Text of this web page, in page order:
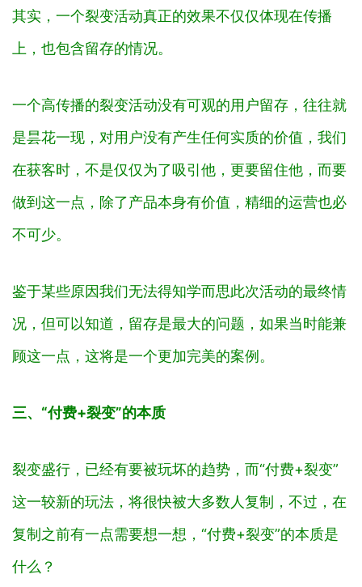
其实，一个裂变活动真正的效果不仅仅体现在传播
上，也包含留存的情况。
一个高传播的裂变活动没有可观的用户留存，往往就
是昙花一现，对用户没有产生任何实质的价值，我们
在获客时，不是仅仅为了吸引他，更要留住他，而要
做到这一点，除了产品本身有价值，精细的运营也必
不可少。
鉴于某些原因我们无法得知学而思此次活动的最终情
况，但可以知道，留存是最大的问题，如果当时能兼
顾这一点，这将是一个更加完美的案例。
三、“付费+裂变”的本质
裂变盛行，已经有要被玩坏的趋势，而“付费+裂变”
这一较新的玩法，将很快被大多数人复制，不过，在
复制之前有一点需要想一想，“付费+裂变”的本质是
什么？